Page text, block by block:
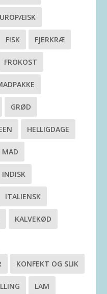
FISK FJERKRÆ
FROKOST
GRØD
HELLIGDAGE
MAD
INDISK
ITALIENSK
KALVEKØD
KONFEKT OG SLIK
LAM